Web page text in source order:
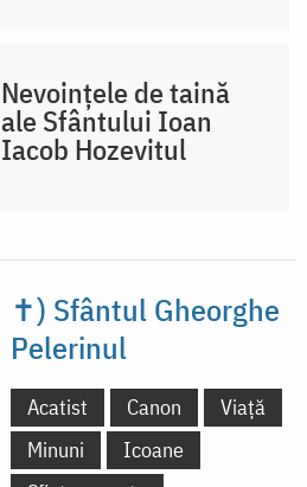
Nevoințele de taină
ale Sfântului Ioan
Iacob Hozevitul
✝) Sfântul Gheorghe
Pelerinul
Acatist Canon
Viață
Minuni
Icoane